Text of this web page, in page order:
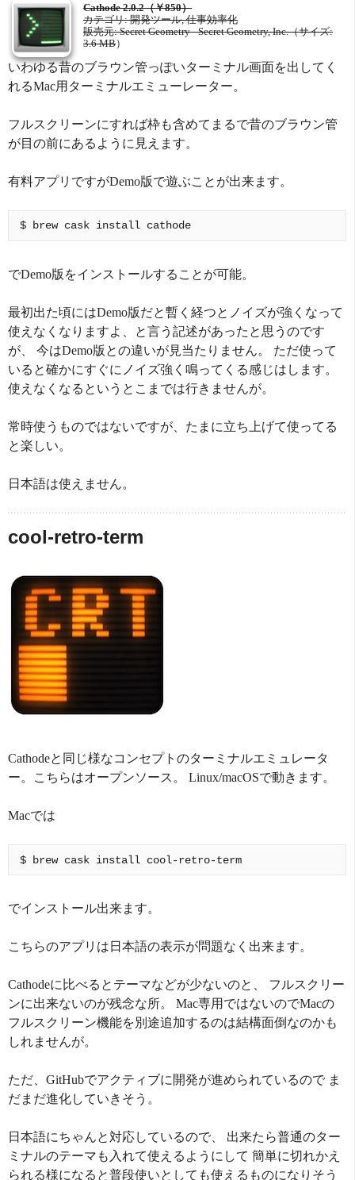
Cathode 2.0.2（￥850）
カテゴリ: 開発ツール, 仕事効率化
販売元: Secret Geometry - Secret Geometry, Inc.（サイズ:
3.6 MB）
いわゆる昔のブラウン管っぽいターミナル画面を出してく
れるMac用ターミナルエミューレーター。
フルスクリーンにすれば枠も含めてまるで昔のブラウン管
が目の前にあるように見えます。
有料アプリですがDemo版で遊ぶことが出来ます。
でDemo版をインストールすることが可能。
最初出た頃にはDemo版だと暫く経つとノイズが強くなって
使えなくなりますよ、と言う記述があったと思うのです
が、 今はDemo版との違いが見当たりません。 ただ使って
いると確かにすぐにノイズ強く鳴ってくる感じはします。
使えなくなるというとこまでは行きませんが。
常時使うものではないですが、たまに立ち上げて使ってる
と楽しい。
日本語は使えません。
cool-retro-term
Cathodeと同じ様なコンセプトのターミナルエミュレータ
ー。こちらはオープンソース。 Linux/macOSで動きます。
Macでは
でインストール出来ます。
こちらのアプリは日本語の表示が問題なく出来ます。
Cathodeに比べるとテーマなどが少ないのと、 フルスクリー
ンに出来ないのが残念な所。 Mac専用ではないのでMacの
フルスクリーン機能を別途追加するのは結構面倒なのかも
しれませんが。
ただ、GitHubでアクティブに開発が進められているので ま
だまだ進化していきそう。
日本語にちゃんと対応しているので、 出来たら普通のター
ミナルのテーマも入れて使えるようにして 簡単に切れかえ
られる様になると普段使いとしても使えるものになりそう